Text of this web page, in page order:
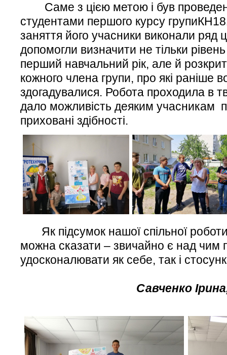
Саме з цією метою і був
студентами першого курсу
заняття його учасники виконали ряд
допомогли визначити не тільки
перший навчальний рік, але й
кожного члена групи, про які раніше
здогадувалися. Робота проходила в
дало можливість деяким учасникам
приховані здібності.
Як підсумок нашої спільної
можна сказати – звичайно є над чим
удосконалювати як себе, так і
Савченко